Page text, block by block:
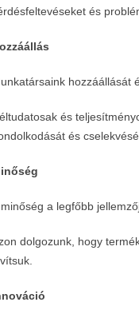
és
hozzáállását
és
és
a legfőbb
dolgozunk, hogy